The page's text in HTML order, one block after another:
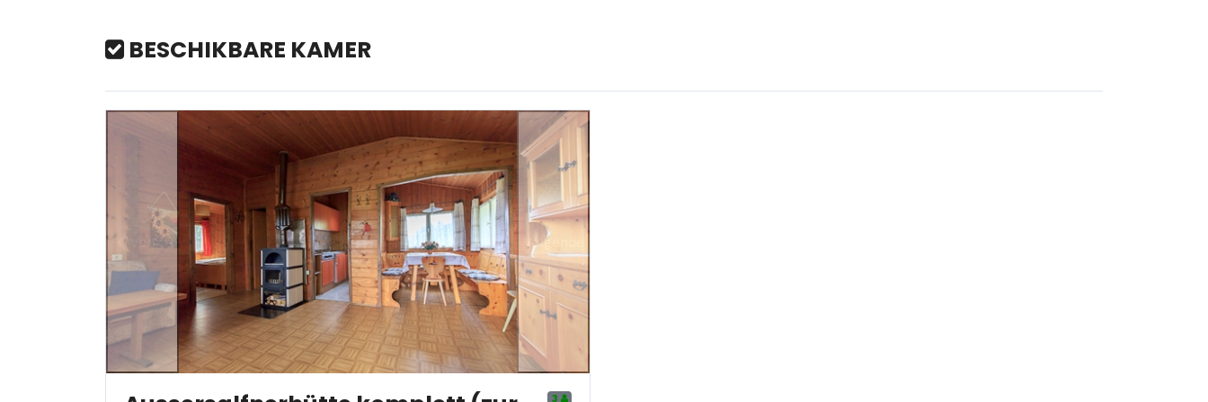
BESCHIKBARE KAMER
Vorige Volgende
3